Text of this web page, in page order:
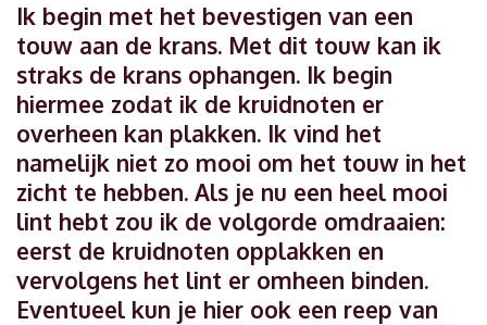
Ik begin met het bevestigen van een
touw aan de krans. Met dit touw kan ik
straks de krans ophangen. Ik begin
hiermee zodat ik de kruidnoten er
overheen kan plakken. Ik vind het
namelijk niet zo mooi om het touw in het
zicht te hebben. Als je nu een heel mooi
lint hebt zou ik de volgorde omdraaien:
eerst de kruidnoten opplakken en
vervolgens het lint er omheen binden.
Eventueel kun je hier ook een reep van